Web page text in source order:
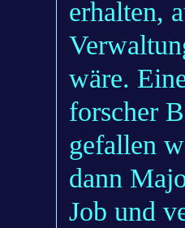
erhalten,
wäre.
forscher
gefallen
dann
Job und